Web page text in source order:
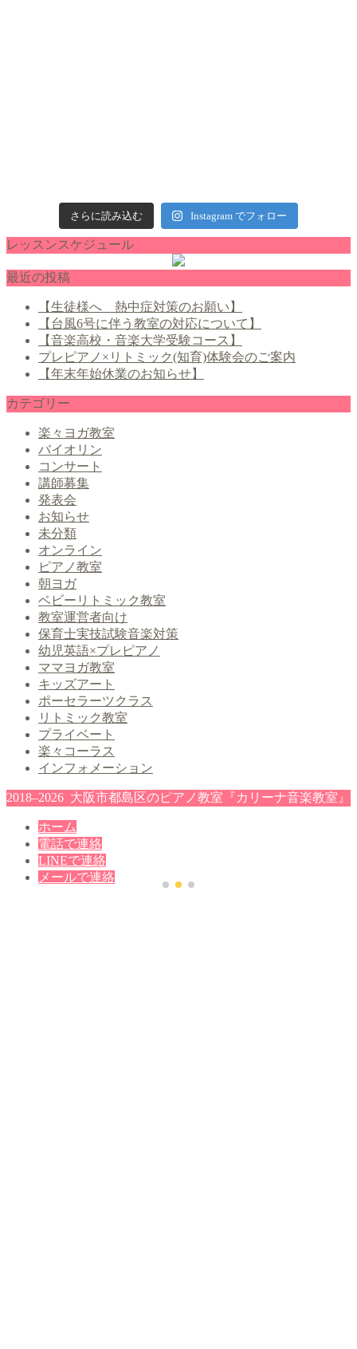
さらに読み込む Instagram でフォロー
レッスンスケジュール
最近の投稿
【生徒様へ 熱中症対策のお願い】
【台風6号に伴う教室の対応について】
【音楽高校・音楽大学受験コース】
プレピアノ×リトミック(知育)体験会のご案内
【年末年始休業のお知らせ】
カテゴリー
楽々ヨガ教室
バイオリン
コンサート
講師募集
発表会
お知らせ
未分類
オンライン
ピアノ教室
朝ヨガ
ベビーリトミック教室
教室運営者向け
保育士実技試験音楽対策
幼児英語×プレピアノ
ママヨガ教室
キッズアート
ポーセラーツクラス
リトミック教室
プライベート
楽々コーラス
インフォメーション
2018–2026 大阪市都島区のピアノ教室『カリーナ音楽教室』
ホーム
電話で連絡
LINEで連絡
メールで連絡